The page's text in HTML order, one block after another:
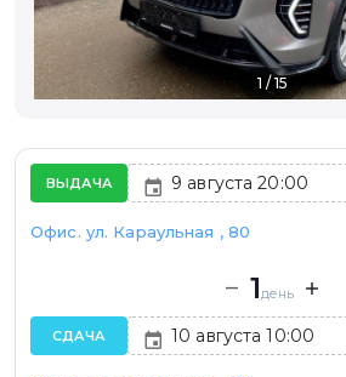
1 / 15
ВЫДАЧА
Офис. ул. Караульная , 80
1день
СДАЧА